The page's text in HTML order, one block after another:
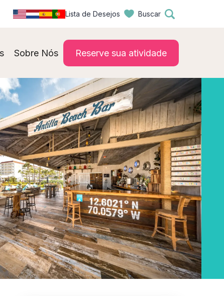
Lista de Desejos Buscar
Sobre Nós Reserve sua atividade